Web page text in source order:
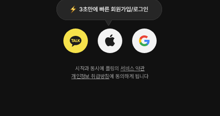
시작과 동시에 플링의 서비스 약관
개인정보 취급방침에 동의하게 됩니다